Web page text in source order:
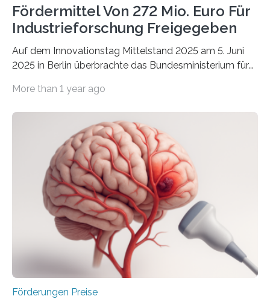
Fördermittel Von 272 Mio. Euro Für
Industrieforschung Freigegeben
Auf dem Innovationstag Mittelstand 2025 am 5. Juni
2025 in Berlin überbrachte das Bundesministerium für
Überplanmäßige Verpflichtungsermächtigungen in
Woche vom Haushaltsausschuss freigegeben – unter
anderem zur Unterstützung der
Industrieforschungsprogramme Industrielle
Gemeinschaftsforschung (IGF), Zentrales
Innovationsprogramm Mittelstand (ZIM) und
Innovationskompetenz INNO-KOM. Auf dem
Innovationstag Mittelstand 2025 am 5. Juni 2025 in
Berlin überbrachte das Bundesministerium für
Wirtschaft und Energie eine gute Nachricht:
Überplanmäßige Verpflichtungsermächtigungen in
More than 1 year ago
Förderungen Preise